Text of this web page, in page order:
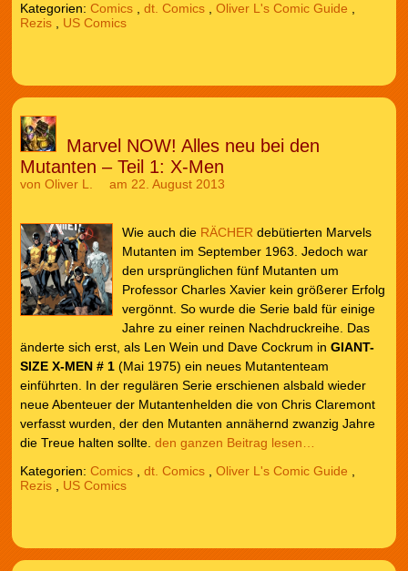
Kategorien: Comics, dt. Comics, Oliver L's Comic Guide ,
Rezis, US Comics
Marvel NOW! Alles neu bei den
Mutanten – Teil 1: X-Men
von Oliver L. am 22. August 2013
Wie auch die RÄCHER debütierten Marvels
Mutanten im September 1963. Jedoch war
den ursprünglichen fünf Mutanten um
Professor Charles Xavier kein größerer Erfolg
vergönnt. So wurde die Serie bald für einige
Jahre zu einer reinen Nachdruckreihe. Das
änderte sich erst, als Len Wein und Dave Cockrum in GIANT-
SIZE X-MEN # 1(Mai 1975) ein neues Mutantenteam
einführten. In der regulären Serie erschienen alsbald wieder
neue Abenteuer der Mutantenhelden die von Chris Claremont
verfasst wurden, der den Mutanten annähernd zwanzig Jahre
die Treue halten sollte. den ganzen Beitrag lesen…
Kategorien: Comics, dt. Comics, Oliver L's Comic Guide
Rezis, US Comics